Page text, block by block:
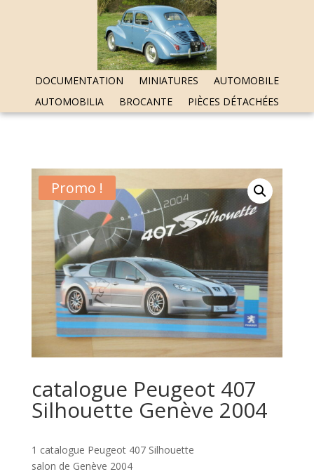
DOCUMENTATION MINIATURES
AUTOMOBILE
AUTOMOBILIA
BROCANTE PIÈCES DÉTACHÉES
Promo !
catalogue Peugeot 407
Silhouette Genève 2004
1 catalogue Peugeot 407 Silhouette
salon de Genève 2004